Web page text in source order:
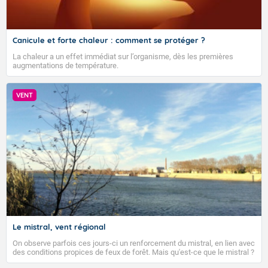
VIGILANCE ROUGE
Accéder au site de Météo-France
Canicule et forte chaleur : comment se protéger ?
La chaleur a un effet immédiat sur l’organisme, dès les premières
augmentations de température.
VENT
Le mistral, vent régional
On observe parfois ces jours-ci un renforcement du mistral, en lien avec
des conditions propices de feux de forêt. Mais qu'est-ce que le mistral ?
Quelles sont ses caractéristiques ? Le mistral est un vent régional,